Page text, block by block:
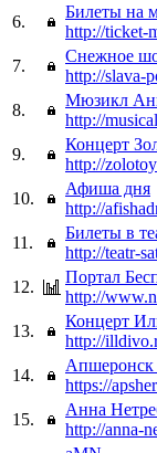
6.
Билеты на
http://ticket-
7.
Снежное
http://slava-
8.
Мюзикл
http://
9.
Концерт
http://
10.
Афиша дня
http://
11.
Билеты в
http://teatr-
12.
Портал
http://
13.
Концерт
http://
14.
Апшеронск
https://
15.
Анна
http://anna-